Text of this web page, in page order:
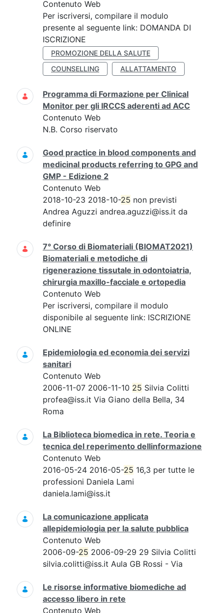
Contenuto Web
Per iscriversi, compilare il modulo
presente al seguente link: DOMANDA DI
ISCRIZIONE
PROMOZIONE DELLA SALUTE
COUNSELLING
ALLATTAMENTO
Programma di Formazione per Clinical
Monitor per gli IRCCS aderenti ad ACC
Contenuto Web
N.B. Corso riservato
Good practice in blood components and
medicinal products referring to GPG and
GMP - Edizione 2
Contenuto Web
2018-10-23 2018-10-25 non previsti
Andrea Aguzzi andrea.aguzzi@iss.it da
definire
7° Corso di Biomateriali (BIOMAT2021)
Biomateriali e metodiche di
rigenerazione tissutale in odontoiatria,
chirurgia maxillo-facciale e ortopedia
Contenuto Web
Per iscriversi, compilare il modulo
disponibile al seguente link: ISCRIZIONE
ONLINE
Epidemiologia ed economia dei servizi
sanitari
Contenuto Web
2006-11-07 2006-11-10 25 Silvia Colitti
profea@iss.it Via Giano della Bella, 34
Roma
La Biblioteca biomedica in rete. Teoria e
tecnica del reperimento dellinformazione
Contenuto Web
2016-05-24 2016-05-25 16,3 per tutte le
professioni Daniela Lami
daniela.lami@iss.it
La comunicazione applicata
allepidemiologia per la salute pubblica
Contenuto Web
2006-09-25 2006-09-29 29 Silvia Colitti
silvia.colitti@iss.it Aula GB Rossi - Via
Le risorse informative biomediche ad
accesso libero in rete
Contenuto Web